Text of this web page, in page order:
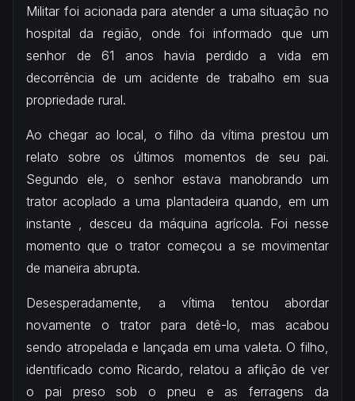
Militar foi acionada para atender a uma situação no
hospital da região, onde foi informado que um
senhor de 61 anos havia perdido a vida em
decorrência de um acidente de trabalho em sua
propriedade rural.
Ao chegar ao local, o filho da vítima prestou um
relato sobre os últimos momentos de seu pai.
Segundo ele, o senhor estava manobrando um
trator acoplado a uma plantadeira quando, em um
instante , desceu da máquina agrícola. Foi nesse
momento que o trator começou a se movimentar
de maneira abrupta.
Desesperadamente, a vítima tentou abordar
novamente o trator para detê-lo, mas acabou
sendo atropelada e lançada em uma valeta. O filho,
identificado como Ricardo, relatou a aflição de ver
o pai preso sob o pneu e as ferragens da